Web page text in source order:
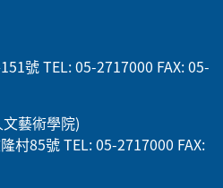
號 TEL: 05-2717000 FAX: 05-
藝術學院)
村85號 TEL: 05-2717000 FAX: